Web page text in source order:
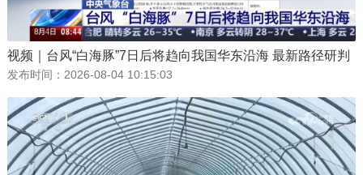
视频｜台风“白海豚”7日后将趋向我国华东沿海 最新路径研判
发布时间： 2026-08-04 10:15:03